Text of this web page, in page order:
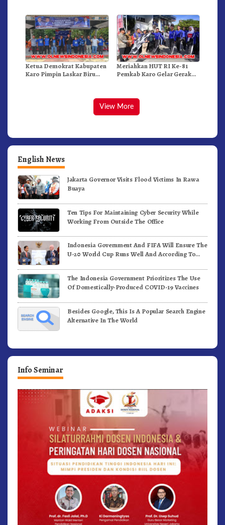
Ketua Demokrat Kabupaten
Karo Pimpin Laskar Biru
Meriahkan HUT RI Ke-81
Pemkab Karo Gelar Gerak
View More
English News
Jakarta Governor Visits Flood Victims In Rawa
Buaya
Ten Tips For Maintaining Cyber Security While
Working From Outside The Office
Indonesia Government And FIFA Will Ensure The
U-20 World Cup Runs Well And According To
The Indonesia Government Prioritizes The Use
Of Domestically-Produced COVID-19 Vaccines
Besides Google, This Is A Popular Search Engine
Alternative In The World
Info Seminar